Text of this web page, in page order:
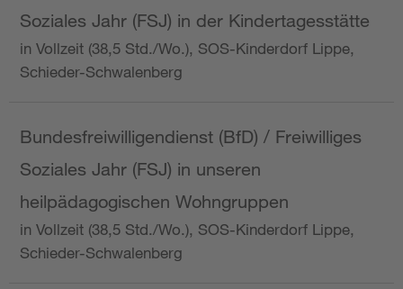
Soziales Jahr (FSJ) in der Kindertagesstätte
in Vollzeit (38,5 Std./Wo.), SOS-Kinderdorf Lippe,
Schieder-Schwalenberg
Bundesfreiwilligendienst (BfD) / Freiwilliges
Soziales Jahr (FSJ) in unseren
heilpädagogischen Wohngruppen
in Vollzeit (38,5 Std./Wo.), SOS-Kinderdorf Lippe,
Schieder-Schwalenberg